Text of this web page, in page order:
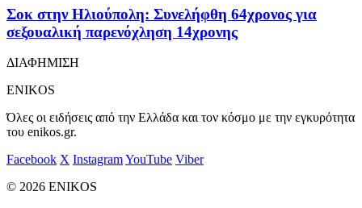
Σοκ στην Ηλιούπολη: Συνελήφθη 64χρονος για
σεξουαλική παρενόχληση 14χρονης
ΔΙΑΦΗΜΙΣΗ
ENIKOS
Όλες οι ειδήσεις από την Ελλάδα και τον κόσμο με την εγκυρότητα
του enikos.gr.
Facebook X InstagramYouTube Viber
© 2026 ENIKOS